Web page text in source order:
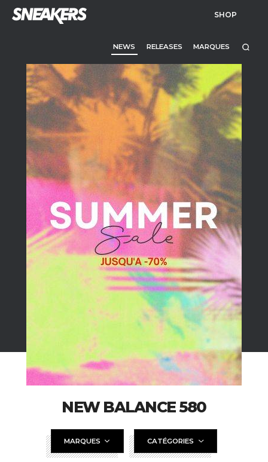
SHOP
NEWS RELEASES MARQUES
NEW BALANCE 580
MARQUES CATÉGORIES